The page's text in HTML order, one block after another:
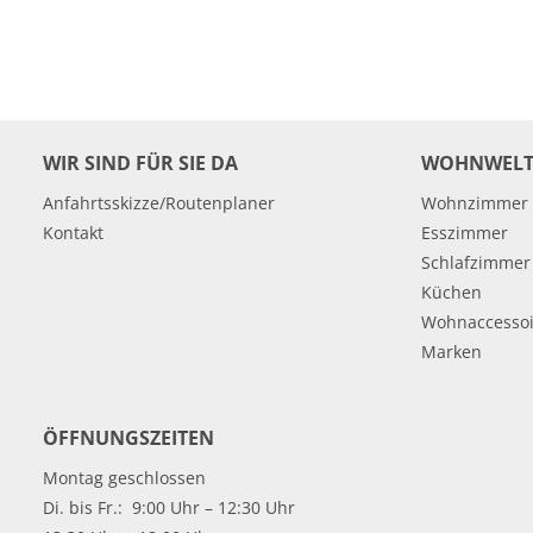
WIR SIND FÜR SIE DA
Anfahrtsskizze/Routenplaner
Kontakt
Wohnzimmer
Esszimmer
Schlafzimmer
Küchen
Marken
ÖFFNUNGSZEITEN
Montag geschlossen
Di. bis Fr.: 9:00 Uhr – 12:30 Uhr